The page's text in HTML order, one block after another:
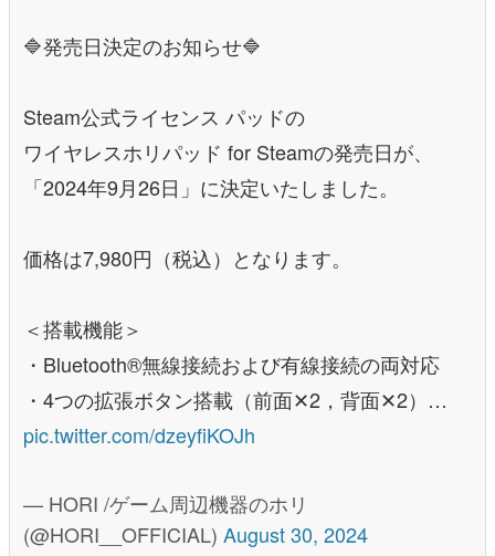
🔷発売日決定のお知らせ🔷
Steam公式ライセンス パッドの
ワイヤレスホリパッド for Steamの発売日が、
「2024年9月26日」に決定いたしました。
価格は7,980円（税込）となります。
＜搭載機能＞
・Bluetooth®無線接続および有線接続の両対応
・4つの拡張ボタン搭載（前面✕2，背面✕2）…
pic.twitter.com/dzeyfiKOJh
— HORI /ゲーム周辺機器のホリ
(@HORI__OFFICIAL) August 30, 2024